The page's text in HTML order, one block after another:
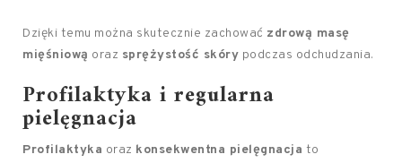
Dzięki temu można skutecznie zachować zdrową masę
mięśniową oraz sprężystość skóry podczas odchudzania.
Profilaktyka i regularna
pielęgnacja
Profilaktyka oraz konsekwentna pielęgnacja to